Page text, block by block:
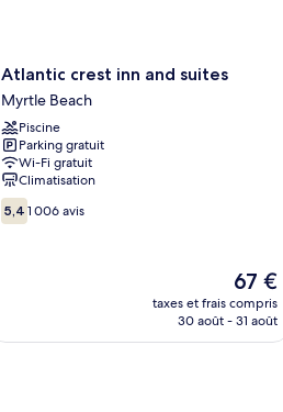
Atlantic
crest
inn
and
suites
Myrtle
Beach
Atlantic crest inn and suites
Myrtle Beach
Piscine
Parking gratuit
Wi-Fi gratuit
Climatisation
5.4
sur
5,4 1 006 avis
Le
nouveau
prix
67 €
taxes et frais compris
30 août - 31 août